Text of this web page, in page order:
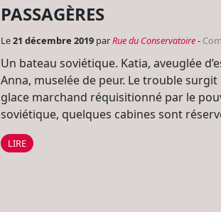
PASSAGÈRES
Le21 décembre 2019 parRue du Conservatoire-
Un bateau soviétique. Katia, aveuglée
Anna, muselée de peur. Le trouble surgit
glace marchand réquisitionné par le
soviétique, quelques cabines sont
LIRE